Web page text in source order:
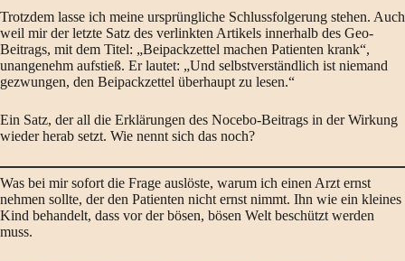
Trotzdem lasse ich meine ursprüngliche Schlussfolgerung stehen. Auch
weil mir der letzte Satz des verlinkten Artikels innerhalb des Geo-
Beitrags, mit dem Titel: „Beipackzettel machen Patienten krank“,
unangenehm aufstieß. Er lautet: „Und selbstverständlich ist niemand
gezwungen, den Beipackzettel überhaupt zu lesen.“
Ein Satz, der all die Erklärungen des Nocebo-Beitrags in der Wirkung
wieder herab setzt. Wie nennt sich das noch?
Was bei mir sofort die Frage auslöste, warum ich einen Arzt ernst
nehmen sollte, der den Patienten nicht ernst nimmt. Ihn wie ein kleines
Kind behandelt, dass vor der bösen, bösen Welt beschützt werden
muss.